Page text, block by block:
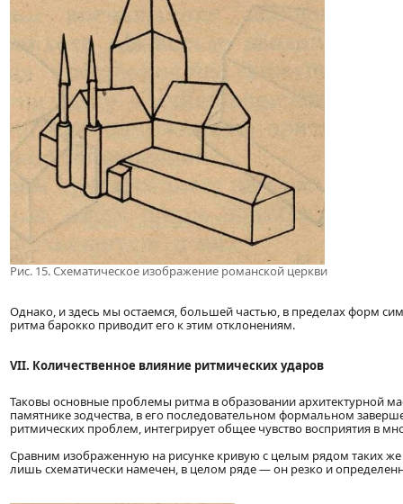
Рис. 15. Схематическое изображение романской церкви
Однако, и здесь мы остаемся, большей частью, в пределах форм
ритма барокко приводит его к этим отклонениям.
VII. Количественное влияние ритмических ударов
Таковы основные проблемы ритма в образовании архитектурной
памятнике зодчества, в его последовательном формальном
ритмических проблем, интегрирует общее чувство восприятия в
Сравним изображенную на рисунке кривую с целым рядом таких
лишь схематически намечен, в целом ряде — он резко и